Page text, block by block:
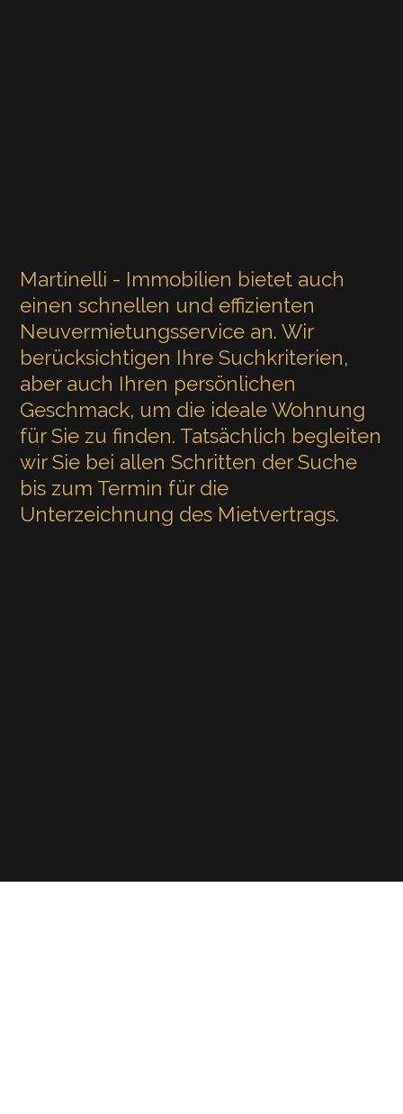
Martinelli - Immobilien bietet auch
einen schnellen und effizienten
Neuvermietungsservice an. Wir
berücksichtigen Ihre Suchkriterien,
aber auch Ihren persönlichen
Geschmack, um die ideale Wohnung
für Sie zu finden. Tatsächlich begleiten
wir Sie bei allen Schritten der Suche
bis zum Termin für die
Unterzeichnung des Mietvertrags.